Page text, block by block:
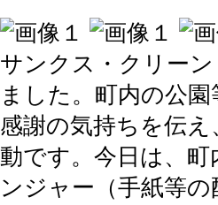
サンクス・クリー
ました。町内の公
感謝の気持ちを伝
動です。今日は、
ンジャー（手紙等